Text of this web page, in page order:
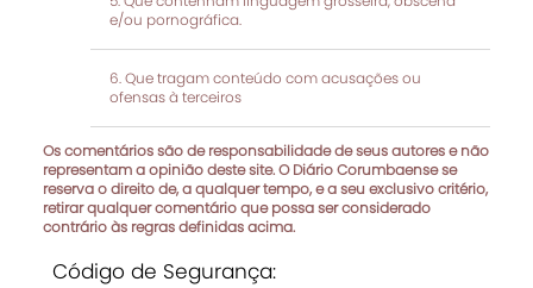
e/ou pornográfica.
Que tragam conteúdo com acusações ou
ofensas à terceiros
Os comentários são de responsabilidade de seus autores e não
representam a opinião deste site. O Diário Corumbaense se
reserva o direito de, a qualquer tempo, e a seu exclusivo critério,
retirar qualquer comentário que possa ser considerado
contrário às regras definidas acima.
Código de Segurança: